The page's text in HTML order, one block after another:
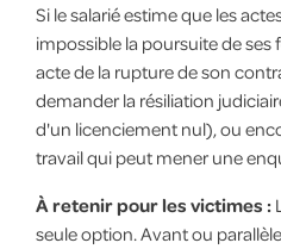
Si le salarié estime que les
impossible la poursuite de
acte de la rupture de son
demander la résiliation
d'un licenciement nul), ou
travail qui peut mener une
À retenir pour les victimes :
seule option. Avant ou